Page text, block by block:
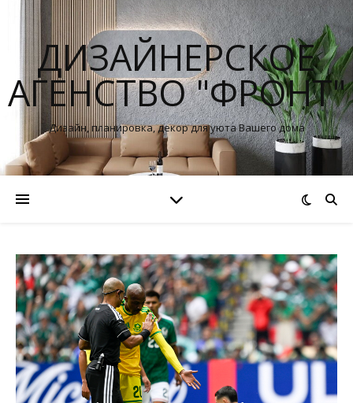
ДИЗАЙНЕРСКОЕ
АГЕНСТВО "ФРОНТ"
Дизайн, планировка, декор для уюта Вашего дома